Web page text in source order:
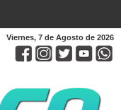
Viernes, 7 de Agosto de 2026